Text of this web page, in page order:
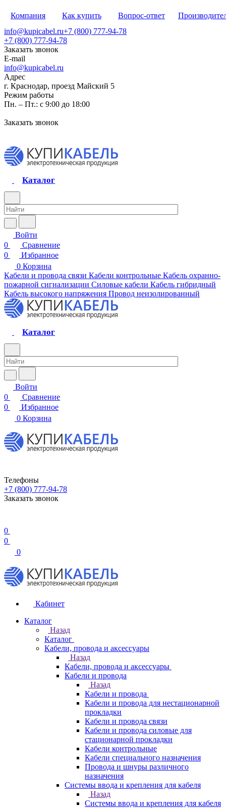
Компания Как купить Вопрос-ответ
info@kupicabel.ru+7 (800) 777-94-78
+7 (800) 777-94-78
Заказать звонок
E-mail
info@kupicabel.ru
Адрес
г. Краснодар, проезд Майский 5
Режим работы
Пн. – Пт.: с 9:00 до 18:00
Заказать звонок
Каталог
Войти
0
Сравнение
0
Избранное
0 Корзина
Кабели и провода связи Кабели контрольные Кабель охранно-
пожарной сигнализации Силовые кабели Кабель гибридный
Кабель высокого напряжения Провод неизолированный
Каталог
Войти
0
Сравнение
0
Избранное
0 Корзина
Телефоны
+7 (800) 777-94-78
Заказать звонок
0
0
0
Кабинет
Каталог
Назад
Каталог
Кабели, провода и аксессуары
Назад
Кабели, провода и аксессуары
Кабели и провода
Назад
Кабели и провода
Кабели и провода для нестационарной
прокладки
Кабели и провода связи
Кабели и провода силовые для
стационарной прокладки
Кабели контрольные
Кабели специального назначения
Провода и шнуры различного
назначения
Системы ввода и крепления для кабеля
Назад
Системы ввода и крепления для кабеля